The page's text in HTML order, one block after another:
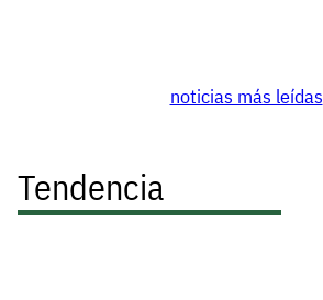
noticias más leídas
Tendencia